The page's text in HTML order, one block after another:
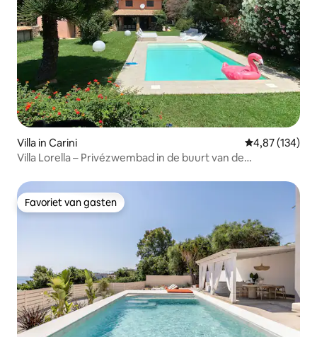
Villa in Carini Gemiddelde
4,87 (134)
Villa Lorella – Privézwembad in de buurt van de
Favoriet van gasten
Favoriet van gasten